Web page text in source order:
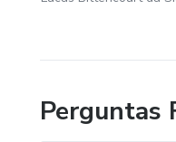
Perguntas